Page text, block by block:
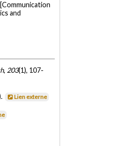
[Communication
and
, 203(1), 107-
Lien externe